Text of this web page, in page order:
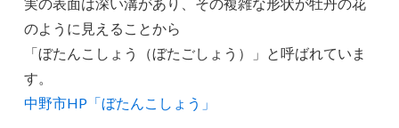
実の表面は深い溝があり、その複雑な形状が牡丹の花
のように見えることから
「ぼたんこしょう（ぼたごしょう）」と呼ばれていま
す。
中野市HP「ぼたんこしょう」